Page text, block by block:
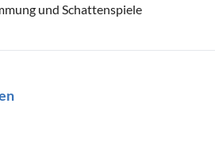
und Schattenspiele